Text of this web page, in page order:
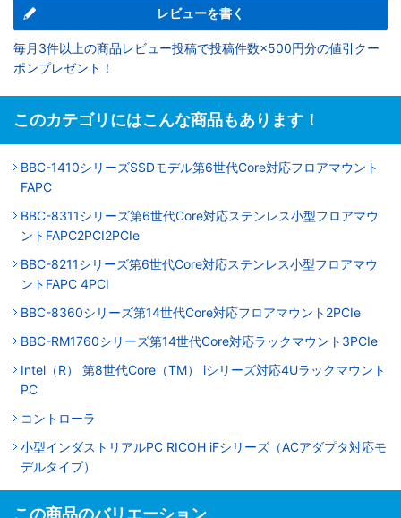
レビューを書く
毎月3件以上の商品レビュー投稿で投稿件数×500円分の値引クー
ポンプレゼント！
このカテゴリにはこんな商品もあります！
BBC-1410シリーズSSDモデル第6世代Core対応フロアマウント
FAPC
BBC-8311シリーズ第6世代Core対応ステンレス小型フロアマウ
ントFAPC2PCI2PCIe
BBC-8211シリーズ第6世代Core対応ステンレス小型フロアマウ
ントFAPC 4PCI
BBC-8360シリーズ第14世代Core対応フロアマウント2PCIe
BBC-RM1760シリーズ第14世代Core対応ラックマウント3PCIe
Intel（R） 第8世代Core（TM） iシリーズ対応4Uラックマウント
PC
コントローラ
小型インダストリアルPC RICOH iFシリーズ（ACアダプタ対応モ
デルタイプ）
この商品のバリエーション